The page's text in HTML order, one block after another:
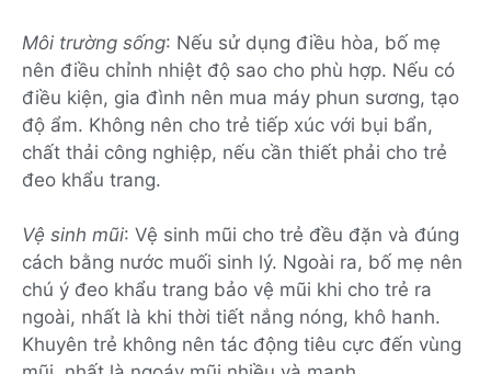
Môi trường sống: Nếu sử dụng điều hòa, bố mẹ
nên điều chỉnh nhiệt độ sao cho phù hợp. Nếu có
điều kiện, gia đình nên mua máy phun sương, tạo
độ ẩm. Không nên cho trẻ tiếp xúc với bụi bẩn,
chất thải công nghiệp, nếu cần thiết phải cho trẻ
đeo khẩu trang.
Vệ sinh mũi: Vệ sinh mũi cho trẻ đều đặn và đúng
cách bằng nước muối sinh lý. Ngoài ra, bố mẹ nên
chú ý đeo khẩu trang bảo vệ mũi khi cho trẻ ra
ngoài, nhất là khi thời tiết nắng nóng, khô hanh.
Khuyên trẻ không nên tác động tiêu cực đến vùng